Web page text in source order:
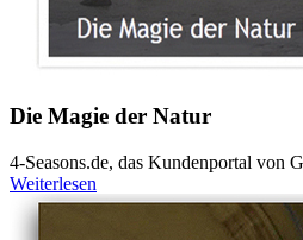
Die Magie der Natur
4-Seasons.de, das Kundenportal von
Weiterlesen